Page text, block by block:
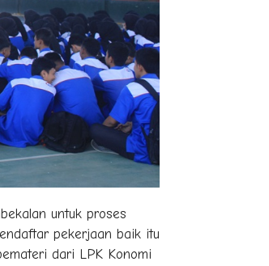
untuk proses
pekerjaan baik itu
dari LPK Konomi